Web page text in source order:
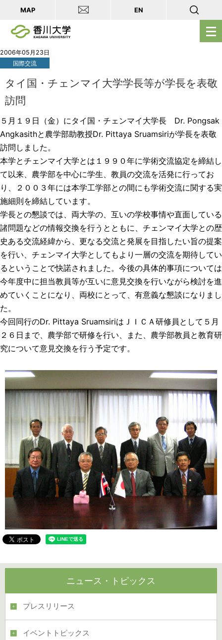
メ
ニ
を
MAP EN
2006年05月23日
国際交流
タイ国・チェンマイ大学学長等が学長を表敬
訪問
５月１９日（金）にタイ国・チェンマイ大学長 Dr. Pongsak
Angkasithと農学部助教授Dr. Pittaya Sruamsiriが学長を表敬
訪問しました。
本学とチェンマイ大学とは１９９０年に学術交流協定を締結し
て以来、農学部を中心に学生、教員の交流を活発に行ってお
り、２００３年には本学工学部との間にも学術交流に関する実
施細則を締結しています。
学長との懇談では、両大学の、互いの学校事情や直面している
諸問題などの情報交換を行うとともに、チェンマイ大学との歴
史ある交流経緯から、更なる交流と発展を目指したい旨の提案
を行い、チェンマイ大学としてもより一層の交流を期待してい
るということで快諾されました。今後の具体的事項については
今年度中に担当教員等が互いに意見交換を行いながら検討を進
めていくことになり、両校にとって、有意義な懇談になりまし
た。
今回同行のDr. Pittaya SruamsiriはＪＩＣＡ研修員として５月
２６日まで、農学部で研修を行い、また、農学部教員と教育研
究について意見交換を行う予定です。
ニュース・トピックス
プレスリリース
イベントトピックス